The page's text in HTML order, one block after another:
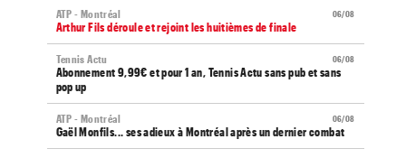
06/08
ATP - Montréal
Arthur Fils déroule et rejoint les huitièmes de finale
06/08
Tennis Actu
Abonnement 9,99€ et pour 1 an, Tennis Actu sans pub et sans
pop up
06/08
ATP - Montréal
Gaël Monfils... ses adieux à Montréal après un dernier combat